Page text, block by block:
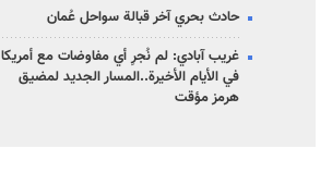
حادث بحري آخر قبالة سواحل عُمان
غريب آبادي: لم نُجرِ أي مفاوضات مع أمريكا
في الأيام الأخيرة..المسار الجديد لمضيق
هرمز مؤقت